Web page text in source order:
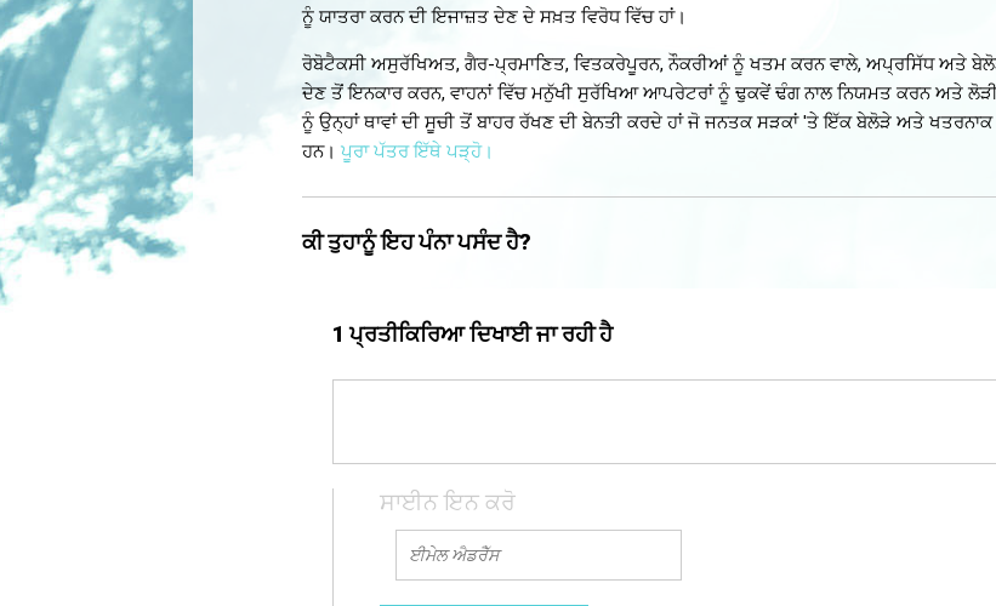
ਨੂੰ ਯਾਤਰਾ ਕਰਨ ਦੀ ਇਜਾਜ਼ਤ ਦੇਣ ਦੇ ਸਖ਼ਤ ਵਿਰੋਧ ਵਿੱਚ ਹਾਂ।
ਰੋਬੋਟੈਕਸੀ ਅਸੁਰੱਖਿਅਤ, ਗੈਰ-ਪ੍ਰਮਾਣਿਤ, ਵਿਤਕਰੇਪੂਰਨ, ਨੌਕਰੀਆਂ ਨੂੰ ਖਤਮ ਕਰਨ ਵਾਲੇ, ਅਪ੍ਰਸਿੱਧ ਅਤੇ
ਦੇਣ ਤੋਂ ਇਨਕਾਰ ਕਰਨ, ਵਾਹਨਾਂ ਵਿੱਚ ਮਨੁੱਖੀ ਸੁਰੱਖਿਆ ਆਪਰੇਟਰਾਂ ਨੂੰ ਢੁਕਵੇਂ ਢੰਗ ਨਾਲ ਨਿਯਮਤ ਕਰਨ ਅਤੇ
ਨੂੰ ਉਨ੍ਹਾਂ ਥਾਵਾਂ ਦੀ ਸੂਚੀ ਤੋਂ ਬਾਹਰ ਰੱਖਣ ਦੀ ਬੇਨਤੀ ਕਰਦੇ ਹਾਂ ਜੋ ਜਨਤਕ ਸੜਕਾਂ 'ਤੇ ਇੱਕ ਬੇਲੋੜੇ ਅਤੇ
ਹਨ। ਪੂਰਾ ਪੱਤਰ ਇੱਥੇ ਪੜ੍ਹੋ।
ਕੀ ਤੁਹਾਨੂੰ ਇਹ ਪੰਨਾ ਪਸੰਦ ਹੈ?
1 ਪ੍ਰਤੀਕਿਰਿਆ ਦਿਖਾਈ ਜਾ ਰਹੀ ਹੈ
ਸਾਈਨ ਇਨ ਕਰੋ